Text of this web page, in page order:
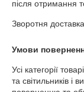
після отримання
Зворотня
Умови
Усі категорії
та світильників і